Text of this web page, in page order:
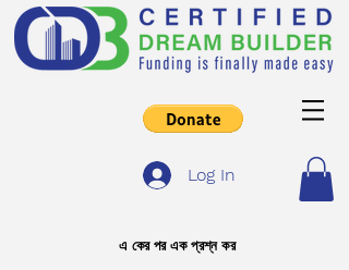
Log In
এ কের পর এক প্রশ্ন কর